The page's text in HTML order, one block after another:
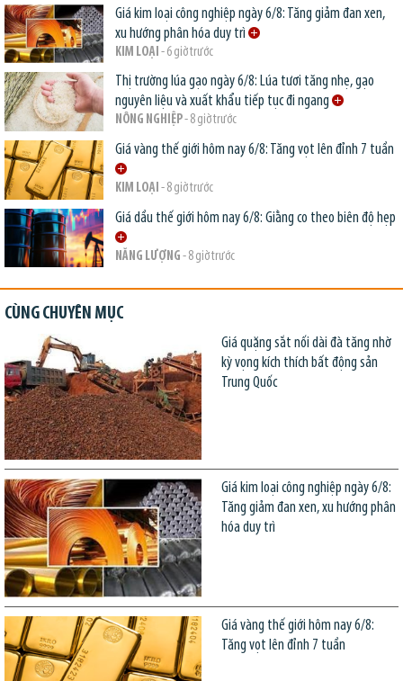
Giá kim loại công nghiệp ngày 6/8: Tăng giảm đan xen,
xu hướng phân hóa duy trì
KIM LOẠI - 6 giờ trước
Thị trường lúa gạo ngày 6/8: Lúa tươi tăng nhẹ, gạo
nguyên liệu và xuất khẩu tiếp tục đi ngang
NÔNG NGHIỆP- 8 giờ trước
Giá vàng thế giới hôm nay 6/8: Tăng vọt lên đỉnh 7 tuần
KIM LOẠI - 8 giờ trước
Giá dầu thế giới hôm nay 6/8: Giằng co theo biên độ hẹp
NĂNG LƯỢNG - 8 giờ trước
CÙNG CHUYÊN MỤC
Giá quặng sắt nối dài đà tăng nhờ
kỳ vọng kích thích bất động sản
Trung Quốc
Giá kim loại công nghiệp ngày 6/8:
Tăng giảm đan xen, xu hướng phân
hóa duy trì
Giá vàng thế giới hôm nay 6/8:
Tăng vọt lên đỉnh 7 tuần